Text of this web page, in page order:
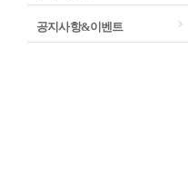
공지사항&이벤트